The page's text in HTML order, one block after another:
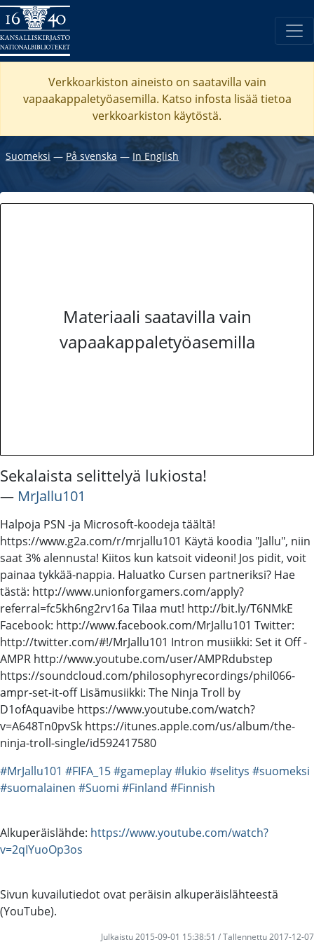
Verkkoarkiston aineisto on saatavilla vain
vapaakappaletyöasemilla. Katso infosta lisää tietoa
verkkoarkiston käytöstä.
Suomeksi ― På svenska ―In English
Materiaali saatavilla vain
vapaakappaletyöasemilla
Sekalaista selittelyä lukiosta!
― MrJallu101
Halpoja PSN -ja Microsoft-koodeja täältä!
https://www.g2a.com/r/mrjallu101 Käytä koodia "Jallu", niin
saat 3% alennusta! Kiitos kun katsoit videoni! Jos pidit, voit
painaa tykkää-nappia. Haluatko Cursen partneriksi? Hae
tästä: http://www.unionforgamers.com/apply?
referral=fc5kh6ng2rv16a Tilaa mut! http://bit.ly/T6NMkE
Facebook: http://www.facebook.com/MrJallu101 Twitter:
http://twitter.com/#!/MrJallu101 Intron musiikki: Set it Off -
AMPR http://www.youtube.com/user/AMPRdubstep
https://soundcloud.com/philosophyrecordings/phil066-
ampr-set-it-off Lisämusiikki: The Ninja Troll by
D1ofAquavibe https://www.youtube.com/watch?
v=A648Tn0pvSk https://itunes.apple.com/us/album/the-
ninja-troll-single/id592417580
#MrJallu101 #FIFA_15#gameplay#lukio #selitys #suomeksi
#suomalainen #Suomi #Finland #Finnish
Alkuperäislähde: https://www.youtube.com/watch?
v=2qIYuoOp3os
Sivun kuvailutiedot ovat peräisin alkuperäislähteestä
(YouTube).
Julkaistu 2015-09-01 15:38:51 / Tallennettu 2017-12-07